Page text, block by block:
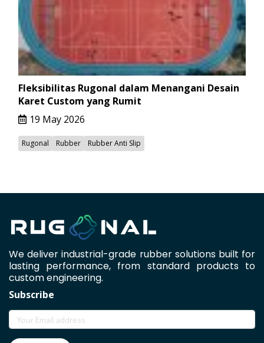
Fleksibilitas Rugonal dalam Menangani Desain
Karet Custom yang Rumit
19 May 2026
Rugonal Rubber Rubber Anti Slip
We deliver industrial-grade rubber solutions built for
lasting performance, from standard products to
custom engineering.
Subscribe